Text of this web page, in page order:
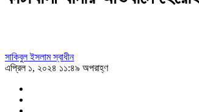
সাকিবুল ইসলাম স্বাধীন
এপ্রিল ১, ২০২৪ ১১:৪৯ অপরাহ্ণ